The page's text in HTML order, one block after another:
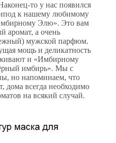
то у нас появился
к нашему любимому
Элю». Это вам
аромат, а очень
мужской парфюм.
мощь и деликатность
и «Имбирному
имбирь». Мы с
но напоминаем, что
дома всегда необходимо
на всякий случай.